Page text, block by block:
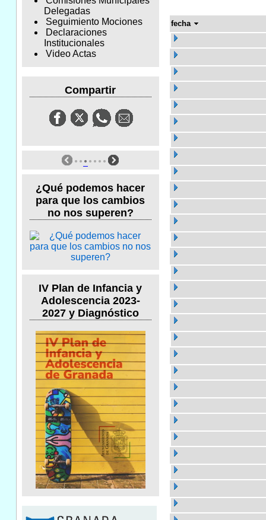
Delegadas
Seguimiento Mociones
Declaraciones
Institucionales
Video Actas
Compartir
¿Qué podemos hacer
para que los cambios
no nos superen?
IV Plan de Infancia y
Adolescencia 2023-
2027 y Diagnóstico
fecha